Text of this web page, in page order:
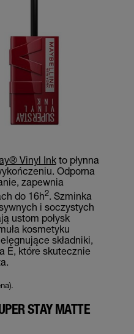
Vinyl Inkto płynna
Odporna
zapewnia
do 16h2. Szminka
i soczystych
ustom połysk
kosmetyku
składniki,
E, które skutecznie
STAY MATTE